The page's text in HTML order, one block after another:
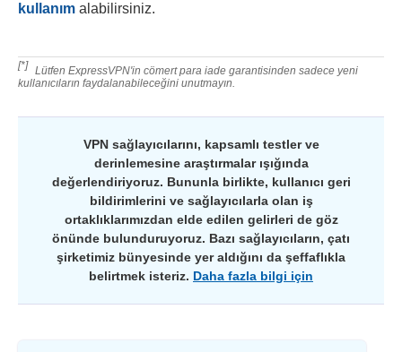
kullanım alabilirsiniz.
[*] Lütfen ExpressVPN'in cömert para iade garantisinden sadece yeni
kullanıcıların faydalanabileceğini unutmayın.
VPN sağlayıcılarını, kapsamlı testler ve
derinlemesine araştırmalar ışığında
değerlendiriyoruz. Bununla birlikte, kullanıcı geri
bildirimlerini ve sağlayıcılarla olan iş
ortaklıklarımızdan elde edilen gelirleri de göz
önünde bulunduruyoruz. Bazı sağlayıcıların, çatı
şirketimiz bünyesinde yer aldığını da şeffaflıkla
belirtmek isteriz. Daha fazla bilgi için